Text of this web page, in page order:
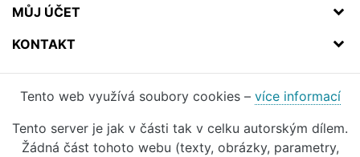
MŮJ ÚČET
KONTAKT
Tento web využívá soubory cookies – více informací
Tento server je jak v části tak v celku autorským dílem.
Žádná část tohoto webu (texty, obrázky, parametry,